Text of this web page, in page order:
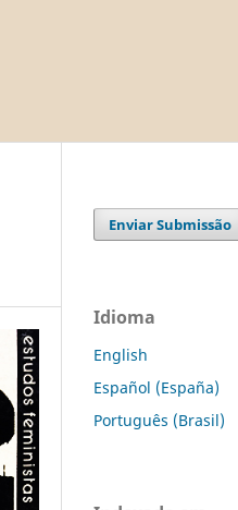
Enviar Submissão
Idioma
English
Español (España)
Português (Brasil)